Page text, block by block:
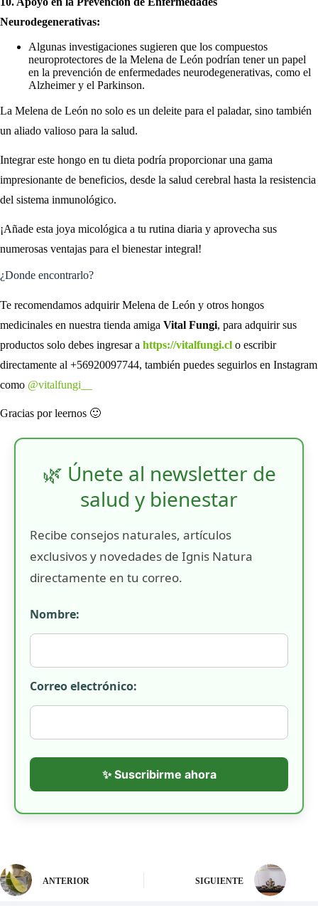
Neurodegenerativas:
Algunas investigaciones sugieren que los compuestos
neuroprotectores de la Melena de León podrían tener un papel
en la prevención de enfermedades neurodegenerativas, como el
Alzheimer y el Parkinson.
La Melena de León no solo es un deleite para el paladar, sino también
un aliado valioso para la salud.
Integrar este hongo en tu dieta podría proporcionar una gama
impresionante de beneficios, desde la salud cerebral hasta la resistencia
del sistema inmunológico.
¡Añade esta joya micológica a tu rutina diaria y aprovecha sus
numerosas ventajas para el bienestar integral!
¿Donde encontrarlo?
Te recomendamos adquirir Melena de León y otros hongos
medicinales en nuestra tienda amiga Vital Fungi, para adquirir sus
productos solo debes ingresar a https://vitalfungi.cl o escribir
directamente al +56920097744, también puedes seguirlos en Instagram
como @vitalfungi__
Gracias por leernos 🙂
🌿 Únete al newsletter de
salud y bienestar
Recibe consejos naturales, artículos
exclusivos y novedades de Ignis Natura
directamente en tu correo.
Nombre:
Correo electrónico:
✨ Suscribirme ahora
ANTERIOR SIGUIENTE